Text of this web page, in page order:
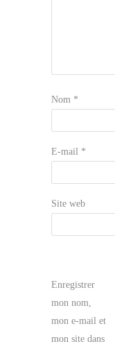
Nom *
E-mail *
Site web
Enregistrer
mon nom,
mon e-mail et
mon site dans